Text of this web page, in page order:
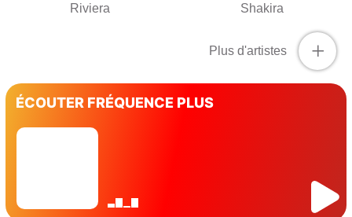
Riviera Shakira
+
Plus d'artistes
ÉCOUTER FRÉQUENCE PLUS